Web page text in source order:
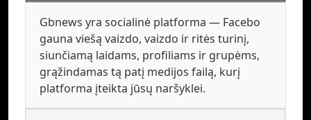
Gbnews yra socialinė platforma — Facebo
gauna viešą vaizdo, vaizdo ir ritės turinį,
siunčiamą laidams, profiliams ir grupėms,
grąžindamas tą patį medijos failą, kurį
platforma įteikta jūsų naršyklei.